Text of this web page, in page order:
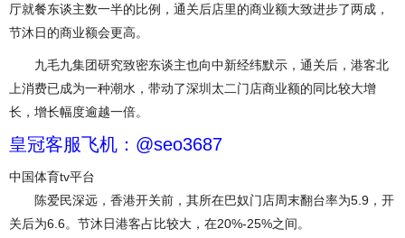
厅就餐东谈主数一半的比例，通关后店里的商业额大致进步了两成，
节沐日的商业额会更高。
九毛九集团研究致密东谈主也向中新经纬默示，通关后，港客北
上消费已成为一种潮水，带动了深圳太二门店商业额的同比较大增
长，增长幅度逾越一倍。
皇冠客服飞机：@seo3687
中国体育tv平台
陈爱民深远，香港开关前，其所在巴奴门店周末翻台率为5.9，开
关后为6.6。节沐日港客占比较大，在20%-25%之间。